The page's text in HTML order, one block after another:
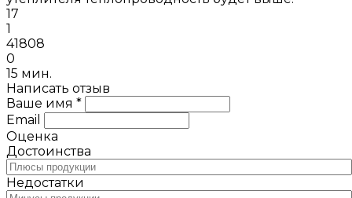
17
1
41808
0
15 мин.
Написать отзыв
Ваше имя *
Email
Оценка
Достоинства
Недостатки